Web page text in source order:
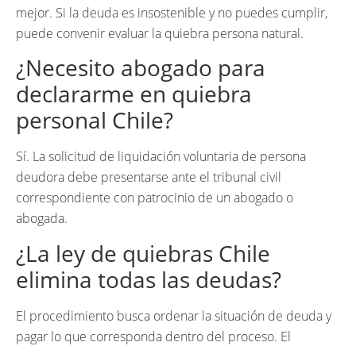
mejor. Si la deuda es insostenible y no puedes cumplir,
puede convenir evaluar la quiebra persona natural.
¿Necesito abogado para
declararme en quiebra
personal Chile?
Sí. La solicitud de liquidación voluntaria de persona
deudora debe presentarse ante el tribunal civil
correspondiente con patrocinio de un abogado o
abogada.
¿La ley de quiebras Chile
elimina todas las deudas?
El procedimiento busca ordenar la situación de deuda y
pagar lo que corresponda dentro del proceso. El